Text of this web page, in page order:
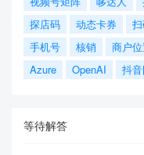
探店码
动态卡券
手机号
核销 商户
Azure
OpenAI 抖
等待解答